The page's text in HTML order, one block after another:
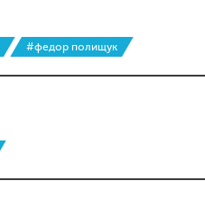
#федор полищук